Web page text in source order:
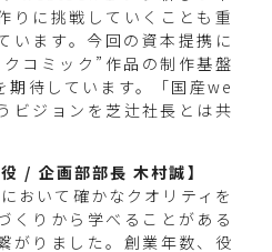
りに挑戦していくことも重
います。今回の資本提携に
コミック”作品の制作基盤
期待しています。「国産we
ビジョンを芝辻社長とは共
/ 企画部部長 木村誠】
おいて確かなクオリティを
くりから学べることがある
がりました。創業年数、役